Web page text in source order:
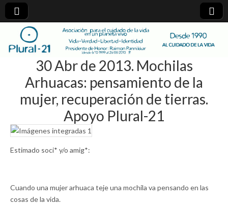
plural-
21.org
30 Abr de 2013. Mochilas
Arhuacas: pensamiento de la
mujer, recuperación de tierras.
Apoyo Plural-21
Estimado soci* y/o amig*:
Cuando una mujer arhuaca teje una mochila va pensando en las
cosas de la vida.